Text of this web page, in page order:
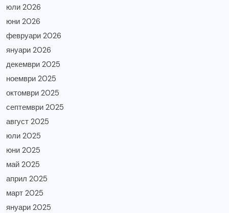
юли 2026
юни 2026
февруари 2026
януари 2026
декември 2025
ноември 2025
октомври 2025
септември 2025
август 2025
юли 2025
юни 2025
май 2025
април 2025
март 2025
януари 2025